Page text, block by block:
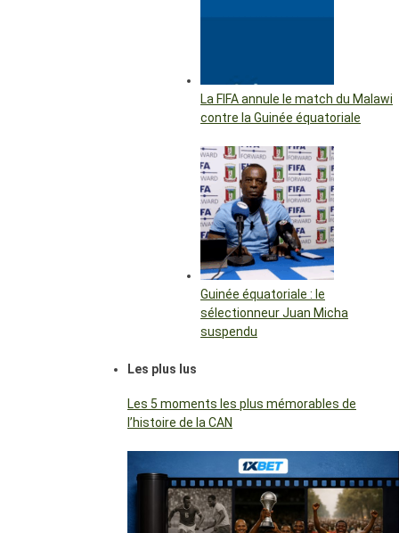
La FIFA annule le match du Malawi
contre la Guinée équatoriale
Guinée équatoriale : le
sélectionneur Juan Micha
suspendu
Les plus lus
Les 5 moments les plus mémorables de
l’histoire de la CAN